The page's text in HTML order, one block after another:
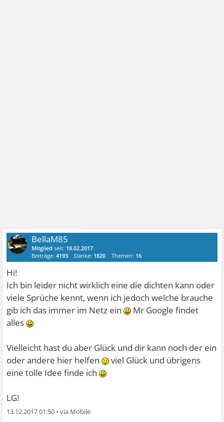
BellaM85
Mitglied seit: 18.02.2017
Beiträge:4193 Danke: 1820 Themen: 16
Hi!
Ich bin leider nicht wirklich eine die dichten kann oder
viele Sprüche kennt, wenn ich jedoch welche brauche
gib ich das immer im Netz ein
Mr Google findet
alles
Vielleicht hast du aber Glück und dir kann noch der ein
oder andere hier helfen
viel Glück und übrigens
eine tolle Idee finde ich
LG!
13.12.2017 01:50 •